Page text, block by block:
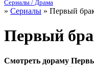
Сериалы / Драма
» Сериалы » Первый
Первый
Смотреть дораму